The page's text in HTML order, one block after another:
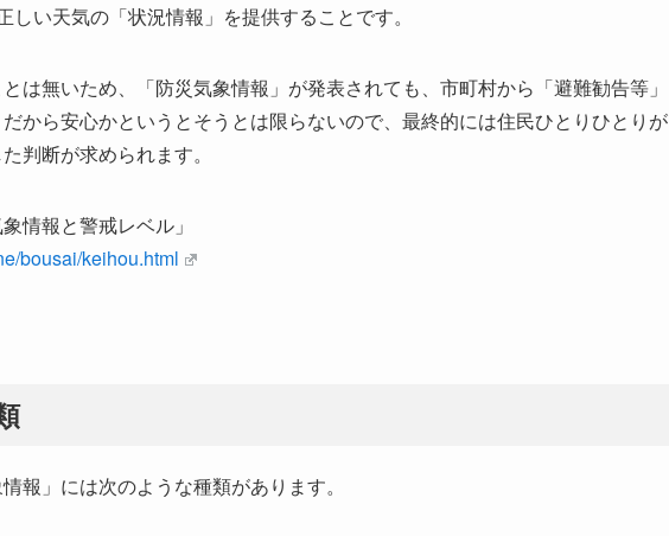
い天気の「状況情報」を提供することです。
は無いため、「防災気象情報」が発表されても、市町村から「避難勧告等」
から安心かというとそうとは限らないので、最終的には住民ひとりひとりが
判断が求められます。
情報と警戒レベル」
bousai/keihou.html
報」には次のような種類があります。